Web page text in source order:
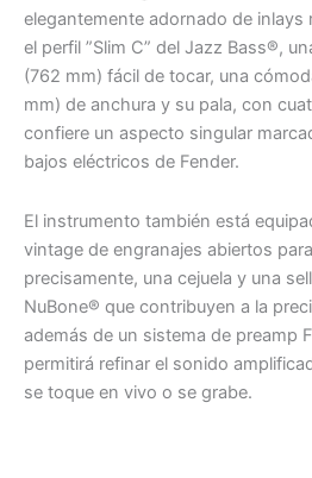
elegantemente adornado de inlays
el perfil ”Slim C” del Jazz Bass®,
(762 mm) fácil de tocar, una
mm) de anchura y su pala, con
confiere un aspecto singular
bajos eléctricos de Fender.
El instrumento también está
vintage de engranajes abiertos
precisamente, una cejuela y una
NuBone® que contribuyen a la
además de un sistema de preamp
permitirá refinar el sonido
se toque en vivo o se grabe.